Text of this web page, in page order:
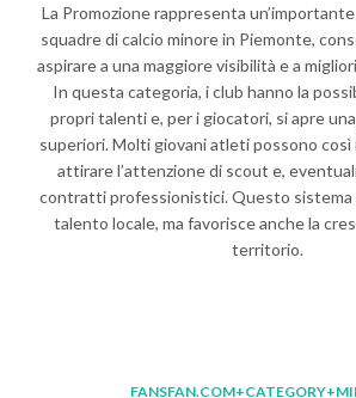
La Promozione rappresenta
squadre di calcio minore in Piemonte,
aspirare a una maggiore visibilità e a
In questa categoria, i club hanno la
propri talenti e, per i giocatori, si apre
superiori. Molti giovani atleti possono
attirare l’attenzione di scout e,
contratti professionistici. Questo sistema
talento locale, ma favorisce anche la
territorio.